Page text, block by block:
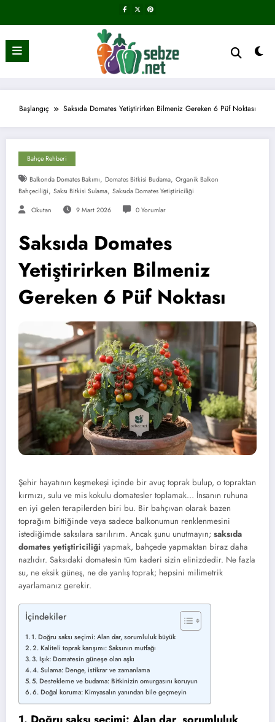
Başlangıç Saksıda Domates Yetiştirirken Bilmeniz Gereken 6 Püf Noktası
Bahçe Rehberi
Balkonda Domates Bakımı, Domates Bitkisi Budama, Organik Balkon
Bahçeciliği, Saksı Bitkisi Sulama, Saksıda Domates Yetiştiriciliği
Okutan 9 Mart 2026 0 Yorumlar
Saksıda Domates
Yetiştirirken Bilmeniz
Gereken 6 Püf Noktası
Şehir hayatının keşmekeşi içinde bir avuç toprak bulup, o topraktan
kırmızı, sulu ve mis kokulu domatesler toplamak… İnsanın ruhuna
en iyi gelen terapilerden biri bu. Bir bahçıvan olarak bazen
toprağım bittiğinde veya sadece balkonumun renklenmesini
istediğimde saksılara sarılırım. Ancak şunu unutmayın; saksıda
domates yetiştiriciliği yapmak, bahçede yapmaktan biraz daha
nazlıdır. Saksıdaki domatesin tüm kaderi sizin elinizdedir. Ne fazla
su, ne eksik güneş, ne de yanlış toprak; hepsini milimetrik
ayarlamanız gerekir.
İçindekiler
1. Doğru saksı seçimi: Alan dar, sorumluluk büyük
2. Kaliteli toprak karışımı: Saksının mutfağı
3. Işık: Domatesin güneşe olan aşkı
4. Sulama: Denge, istikrar ve zamanlama
5. Destekleme ve budama: Bitkinizin omurgasını koruyun
6. Doğal koruma: Kimyasalın yanından bile geçmeyin